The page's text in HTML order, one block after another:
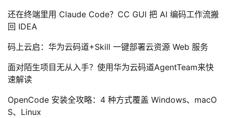
还在终端里用 Claude Code？CC GUI 把 AI 编码工作流搬
回 IDEA
码上云启：华为云码道+Skill 一键部署云资源 Web 服务
面对陌生项目无从入手？使用华为云码道AgentTeam来快
速解读
OpenCode 安装全攻略：4 种方式覆盖 Windows、macO
S、Linux